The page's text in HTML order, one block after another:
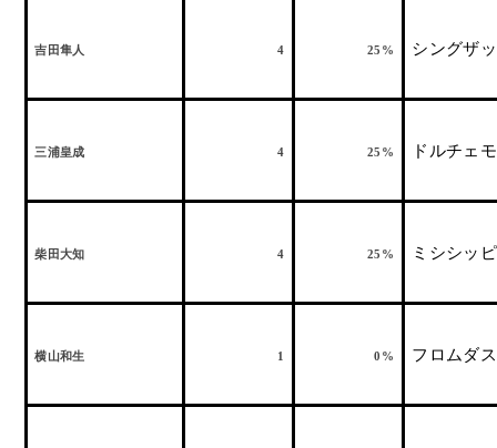
吉田隼人 4 25% シングザ
三浦皇成 4 25% ドルチェ
柴田大知 4 25% ミシシッ
横山和生 1 0% フロムダ